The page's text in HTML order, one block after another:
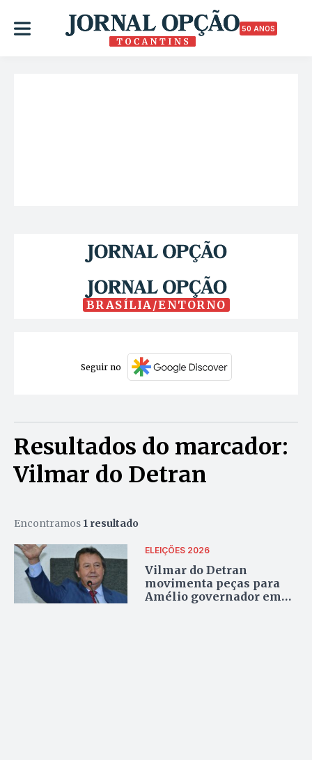
50 ANOS
BRASÍLIA/ENTORNO
Seguir no
Resultados do marcador:
Vilmar do Detran
Encontramos 1 resultado
ELEIÇÕES 2026
Vilmar do Detran
movimenta peças para
Amélio governador em